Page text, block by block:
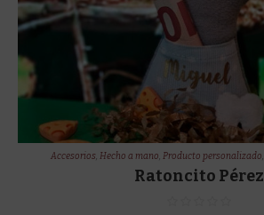
Accesorios, Hecho a mano, Producto personalizado,
Ratoncito Pérez